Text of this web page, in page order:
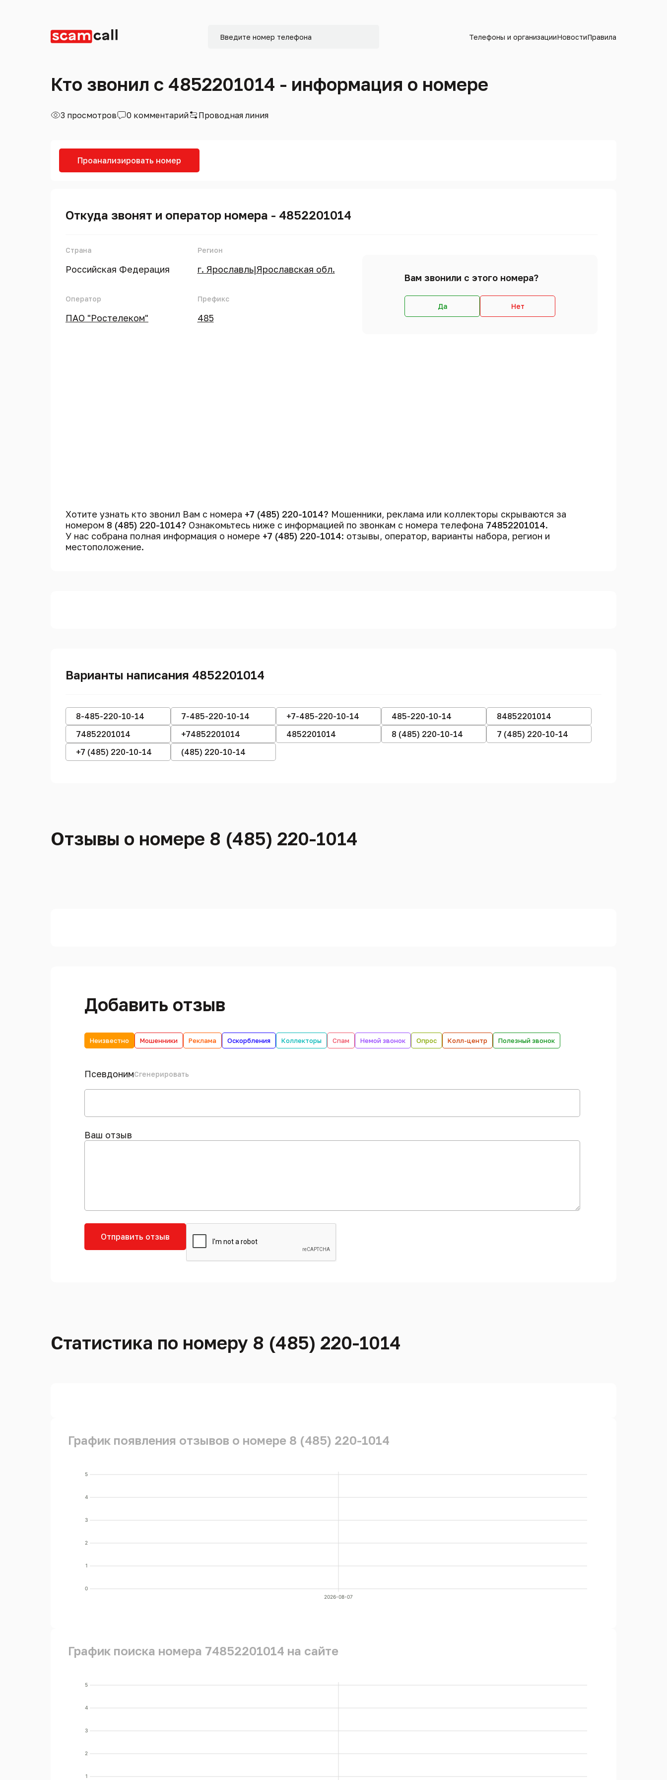
Телефоны и организацииНовостиПравила
Кто звонил с 4852201014 - информация о номере
3 просмотров 0 комментарий Проводная линия
Проанализировать номер
Откуда звонят и оператор номера - 4852201014
Страна
Российская Федерация
Оператор
ПАО "Ростелеком"
Регион
г. Ярославль|Ярославская обл.
Префикс
485
Вам звонили с этого номера?
Да Нет
Хотите узнать кто звонил Вам с номера +7 (485) 220-1014? Мошенники, реклама или коллекторы скрываются за
номером 8 (485) 220-1014? Ознакомьтесь ниже с информацией по звонкам с номера телефона 74852201014.
У нас собрана полная информация о номере +7 (485) 220-1014: отзывы, оператор, варианты набора, регион и
местоположение.
Варианты написания 4852201014
8-485-220-10-14 7-485-220-10-14 +7-485-220-10-14 485-220-10-14
84852201014
74852201014
+74852201014 4852201014 8 (485) 220-10-14
7 (485) 220-10-14
+7 (485) 220-10-14
(485) 220-10-14
Отзывы о номере 8 (485) 220-1014
Добавить отзыв
Неизвестно Мошенники Реклама Оскорбления Коллекторы Спам Немой звонок Опрос Колл-центр Полезный звонок
ПсевдонимСгенерировать
Ваш отзыв
Отправить отзыв
Статистика по номеру 8 (485) 220-1014
График появления отзывов о номере 8 (485) 220-1014
0
1
2
3
4
5
2026-08-07
График поиска номера 74852201014 на сайте
1
2
3
4
5